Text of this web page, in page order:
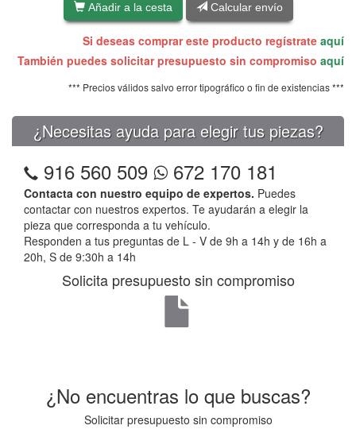
Añadir a la cesta Calcular envío
Si deseas comprar este producto regístrate aquí
También puedes solicitar presupuesto sin compromiso aquí
*** Precios válidos salvo error tipográfico o fin de existencias ***
¿Necesitas ayuda para elegir tus piezas?
916 560 509 672 170 181
Contacta con nuestro equipo de expertos. Puedes
contactar con nuestros expertos. Te ayudarán a elegir la
pieza que corresponda a tu vehículo.
Responden a tus preguntas de L - V de 9h a 14h y de 16h a
20h, S de 9:30h a 14h
Solicita presupuesto sin compromiso
¿No encuentras lo que buscas?
Solicitar presupuesto sin compromiso